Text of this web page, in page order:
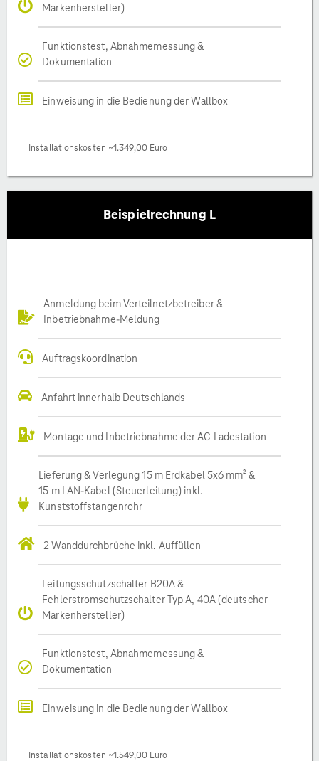
Markenhersteller)
Funktionstest, Abnahmemessung &
Dokumentation
Einweisung in die Bedienung der Wallbox
Installationskosten ~1.349,00 Euro
Beispielrechnung L
Anmeldung beim Verteilnetzbetreiber &
Inbetriebnahme-Meldung
Auftragskoordination
Anfahrt innerhalb Deutschlands
Montage und Inbetriebnahme der AC Ladestation
Lieferung & Verlegung 15 m Erdkabel 5x6 mm² &
15 m LAN-Kabel (Steuerleitung) inkl.
Kunststoffstangenrohr
2 Wanddurchbrüche inkl. Auffüllen
Leitungsschutzschalter B20A &
Fehlerstromschutzschalter Typ A, 40A (deutscher
Markenhersteller)
Funktionstest, Abnahmemessung &
Dokumentation
Einweisung in die Bedienung der Wallbox
Installationskosten ~1.549,00 Euro